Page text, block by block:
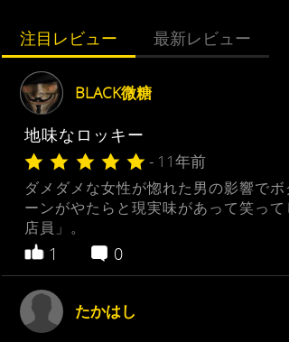
注目レビュー 最新レビュー
BLACK微糖
地味なロッキー
- 11年前
ダメダメな女性が惚れた男の影響で
ーンがやたらと現実味があって笑っ
店員」。
1 0
たかはし